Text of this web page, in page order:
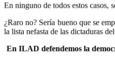
En ninguno de todos estos casos,
¿Raro no? Sería bueno que se
la lista nefasta de las dictaduras
En ILAD defendemos la